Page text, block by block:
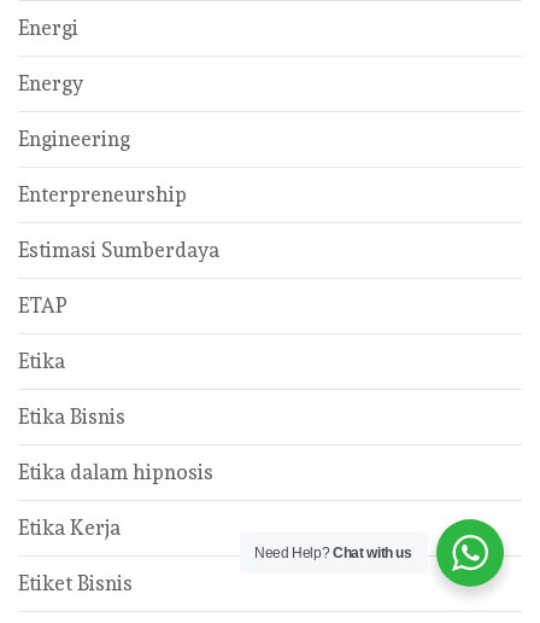
Energi
Energy
Engineering
Enterpreneurship
Estimasi Sumberdaya
ETAP
Etika
Etika Bisnis
Etika dalam hipnosis
Etika Kerja
Etiket Bisnis
Need Help?Chat with us